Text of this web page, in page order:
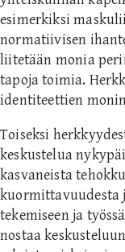
esimerkiksi
normatiivisen
liitetään monia
tapoja toimia.
identiteettien
Toiseksi
keskustelua
kasvaneista
kuormittavuudesta
tekemiseen ja
nostaa